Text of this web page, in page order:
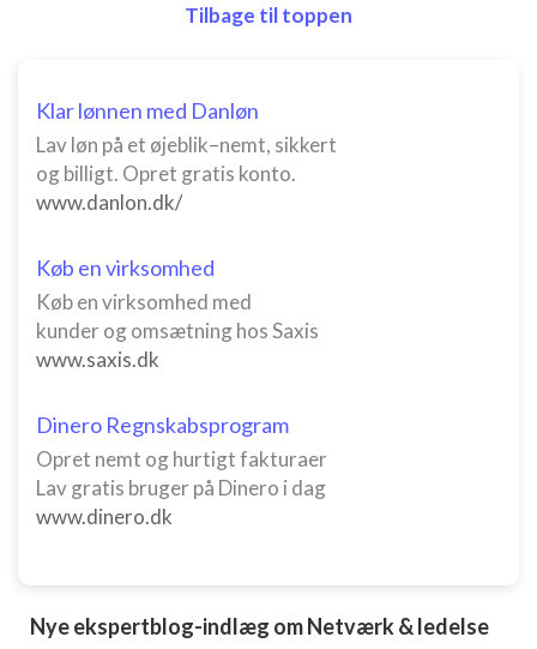
Tilbage til toppen
Klar lønnen med Danløn
Lav løn på et øjeblik–nemt, sikkert
og billigt. Opret gratis konto.
www.danlon.dk/
Køb en virksomhed
Køb en virksomhed med
kunder og omsætning hos Saxis
www.saxis.dk
Dinero Regnskabsprogram
Opret nemt og hurtigt fakturaer
Lav gratis bruger på Dinero i dag
www.dinero.dk
Nye ekspertblog-indlæg om Netværk & ledelse